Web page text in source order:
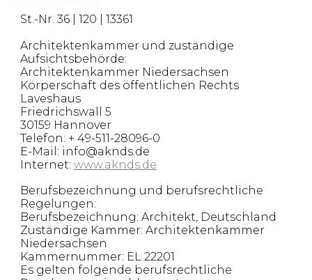
St.-Nr. 36 | 120 | 13361
Architektenkammer und zuständige
Aufsichtsbehörde:
Architektenkammer Niedersachsen
Körperschaft des öffentlichen Rechts
Laveshaus
Friedrichswall 5
30159 Hannover
Telefon: + 49-511-28096-0
E-Mail: info@aknds.de
Internet: www.aknds.de
Berufsbezeichnung und berufsrechtliche
Regelungen:
Berufsbezeichnung: Architekt, Deutschland
Zuständige Kammer: Architektenkammer
Niedersachsen
Kammernummer: EL 22201
Es gelten folgende berufsrechtliche